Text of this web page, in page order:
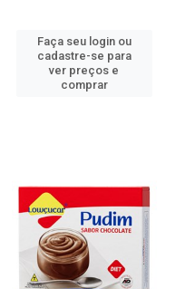
Faça seu login ou
cadastre-se para
ver preços e
comprar